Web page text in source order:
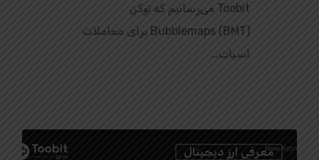
Toobit می‌رسانیم که توکن
Bubblemaps (BMT) برای معاملات
اسپات…
معرفی ارز دیجیتال